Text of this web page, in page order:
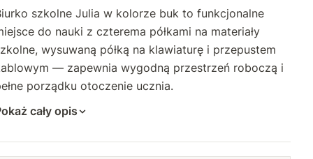
szkolne Julia w kolorze buk to funkcjonalne
do nauki z czterema półkami na materiały
wysuwaną półką na klawiaturę i przepustem
— zapewnia wygodną przestrzeń roboczą i
porządku otoczenie ucznia.
cały opis